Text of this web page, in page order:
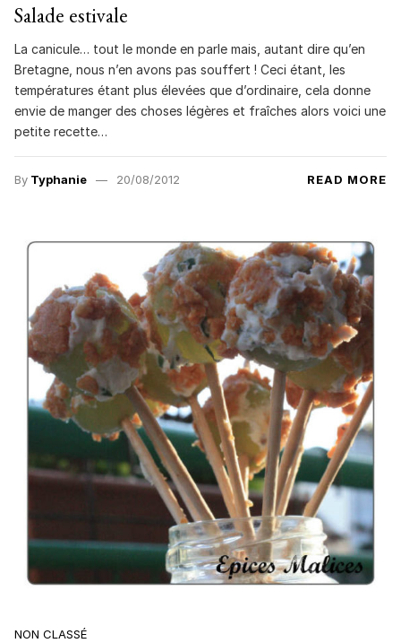
Salade estivale
La canicule… tout le monde en parle mais, autant dire qu’en
Bretagne, nous n’en avons pas souffert ! Ceci étant, les
températures étant plus élevées que d’ordinaire, cela donne
envie de manger des choses légères et fraîches alors voici une
petite recette…
By Typhanie 20/08/2012 READ MORE
NON CLASSÉ